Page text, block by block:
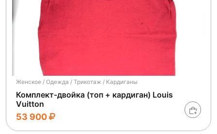
Женское / Одежда / Трикотаж / Кардиганы
Комплект-двойка (топ + кардиган) Louis
Vuitton
53 900